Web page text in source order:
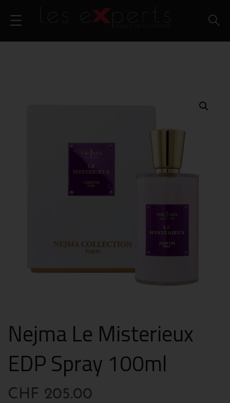
Nejma Le Misterieux
EDP Spray 100ml
CHF 205.00